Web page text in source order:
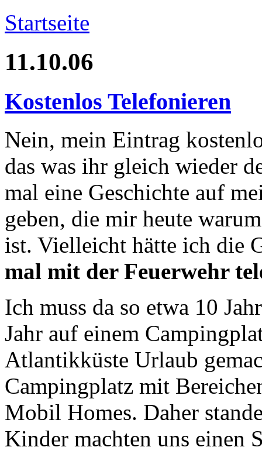
Startseite
11.10.06
Kostenlos Telefonieren
Nein, mein Eintrag
das was ihr gleich wieder
mal eine Geschichte auf
geben, die mir heute
ist. Vielleicht hätte ich die
mal mit der Feuerwehr
Ich muss da so etwa 10
Jahr auf einem
Atlantikküste Urlaub
Campingplatz mit
Mobil Homes. Daher
Kinder machten uns einen